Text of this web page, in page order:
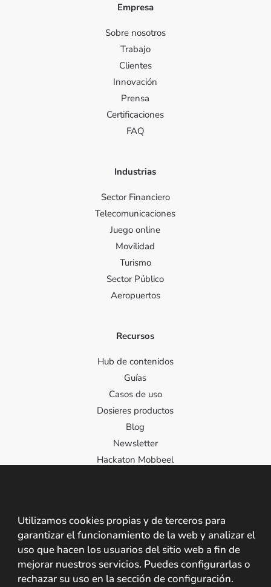
Empresa
Sobre nosotros
Trabajo
Clientes
Innovación
Prensa
Certificaciones
FAQ
Industrias
Sector Financiero
Telecomunicaciones
Juego online
Movilidad
Turismo
Sector Público
Aeropuertos
Recursos
Hub de contenidos
Guías
Casos de uso
Dosieres productos
Blog
Newsletter
Hackaton Mobbeel
Contacta con nosotros
C/ Santa Cristina 2, 10195, Cáceres, España
+34 927 209 242 +34 608 825 237
Utilizamos cookies propias y de terceros para
garantizar el funcionamiento de la web y analizar el
uso que hacen los usuarios del sitio web a fin de
mejorar nuestros servicios. Puedes configurarlas o
rechazar su uso en la sección de configuración.